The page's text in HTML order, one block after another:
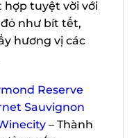
hợp tuyệt vời
đỏ như bít
Reserve